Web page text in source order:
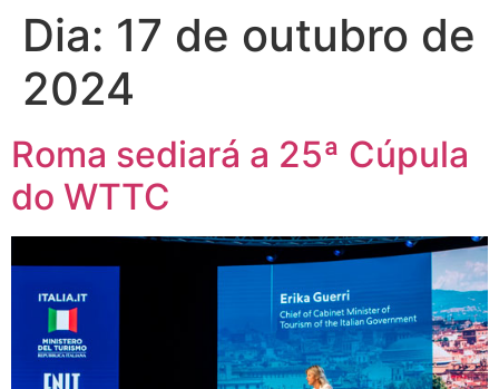
Dia: 17 de outubro de
2024
Roma sediará a 25ª Cúpula
do WTTC